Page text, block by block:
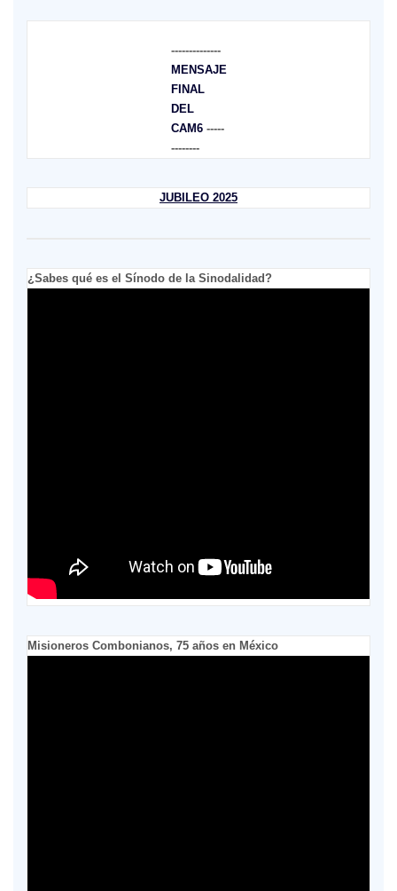
--------------
MENSAJE
FINAL
DEL
CAM6-----
--------
JUBILEO 2025
¿Sabes qué es el Sínodo de la Sinodalidad?
Misioneros Combonianos, 75 años en México